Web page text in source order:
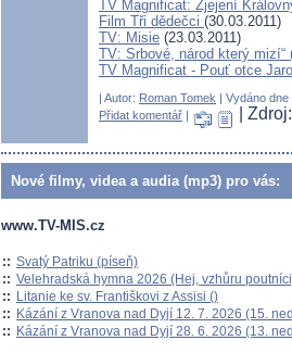
TV Magnificat: Zjejení
Film Tři dědečci (30.03.2011)
TV: Misie (23.03.2011)
TV: Srbové, národ který mizí“
TV Magnificat - Pouť otce
| Autor: Roman Tomek | Vydáno
Přidat komentář | |
Nové filmy, videa a audia (mp3) pro vás:
www.TV-MIS.cz
:: Svatý Patriku (píseň)
:: Velehradská hymna 2026 (Hej, vzhůru
:: Litanie ke sv. Františkovi z Assisi ()
:: Kázání z Vranova nad Dyjí 12. 7. 2026 (15.
:: Kázání z Vranova nad Dyjí 28. 6. 2026 (13.